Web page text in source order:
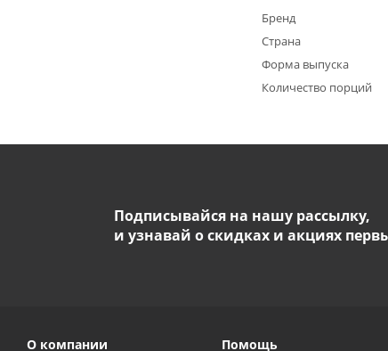
Бренд
Страна
Форма выпуска
Количество порций
Подписывайся на нашу рассылку,
и узнавай о скидках и акциях
О компании Помощь